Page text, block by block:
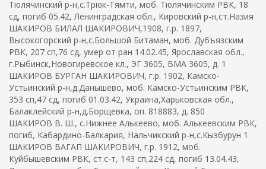
Тюлячинский р-н,с.Трюк-Тямти, моб. Тюлячинским РВК, 18
сд, погиб 05.42, Ленинградская обл., Кировский р-н,ст.Назия
ШАКИРОВ БИЛАЛ ШАКИРОВИЧ,1908, г.р. 1897,
Высокогорский р-н,с.Большой Битаман, моб. Дубъязским
РВК, 207 сп,76 сд, умер от ран 14.02.45, Ярославская обл.,
г.Рыбинск,Новогиревское кл., ЭГ 3605, ВМА 3605, д. 1
ШАКИРОВ БУРГАН ШАКИРОВИЧ, г.р. 1902, Камско-
Устьинский р-н,д.Данышево, моб. Камско-Устьинским РВК,
353 сп,47 сд, погиб 01.03.42, Украина,Харьковская обл.,
Балаклейский р-н,д.Борщевка, оп. 818883, д. 850
ШАКИРОВ В. Ш., с.Нижнее Алькеево, моб. Алькеевским РВК,
погиб, Кабардино-Балкария, Нальчикский р-н,с.Кызбурун 1
ШАКИРОВ ВАГАП ШАКИРОВИЧ, г.р. 1912, моб.
Куйбышевским РВК, ст.с-т, 143 сп,224 сд, погиб 13.04.43,